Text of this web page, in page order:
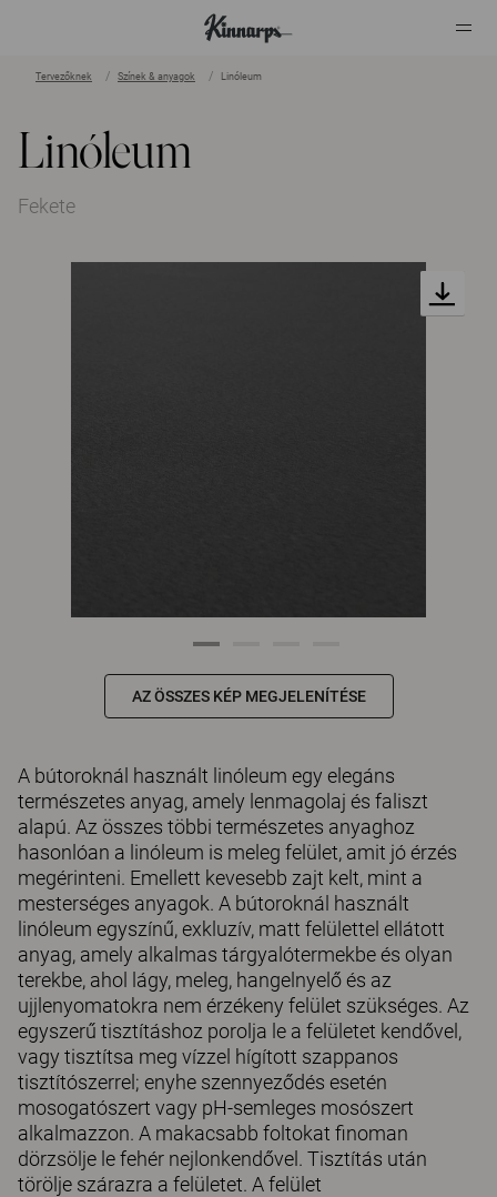
Tervezőknek Színek & anyagok Linóleum
Linóleum
Fekete
AZ ÖSSZES KÉP MEGJELENÍTÉSE
A bútoroknál használt linóleum egy elegáns
természetes anyag, amely lenmagolaj és faliszt
alapú. Az összes többi természetes anyaghoz
hasonlóan a linóleum is meleg felület, amit jó érzés
megérinteni. Emellett kevesebb zajt kelt, mint a
mesterséges anyagok. A bútoroknál használt
linóleum egyszínű, exkluzív, matt felülettel ellátott
anyag, amely alkalmas tárgyalótermekbe és olyan
terekbe, ahol lágy, meleg, hangelnyelő és az
ujjlenyomatokra nem érzékeny felület szükséges. Az
egyszerű tisztításhoz porolja le a felületet kendővel,
vagy tisztítsa meg vízzel hígított szappanos
tisztítószerrel; enyhe szennyeződés esetén
mosogatószert vagy pH-semleges mosószert
alkalmazzon. A makacsabb foltokat finoman
dörzsölje le fehér nejlonkendővel. Tisztítás után
törölje szárazra a felületet. A felület